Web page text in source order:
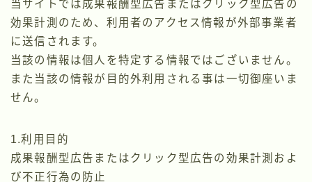
当サイトでは成果報酬型広告またはクリック型広告の
効果計測のため、利用者のアクセス情報が外部事業者
に送信されます。
当該の情報は個人を特定する情報ではございません。
また当該の情報が目的外利用される事は一切御座いま
せん。
1.利用目的
成果報酬型広告またはクリック型広告の効果計測およ
び不正行為の防止